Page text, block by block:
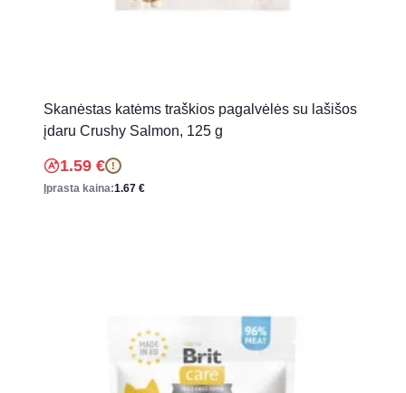
Skanėstas katėms traškios pagalvėlės su lašišos
įdaru Crushy Salmon, 125 g
1.59 € !
Įprasta kaina:1.67 €